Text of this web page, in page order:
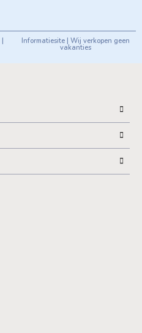
Informatiesite | Wij verkopen geen
vakanties